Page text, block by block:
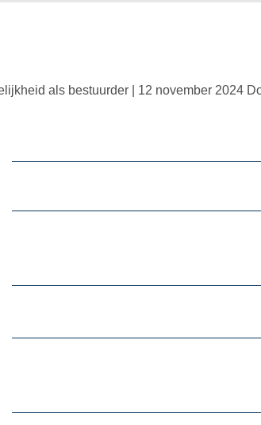
als bestuurder | 12 november 2024